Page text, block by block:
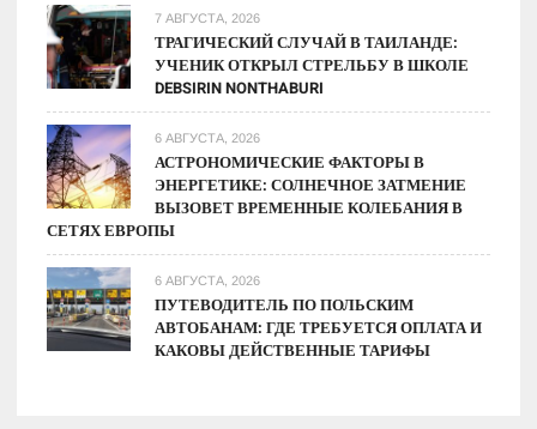
7 АВГУСТА, 2026
ТРАГИЧЕСКИЙ СЛУЧАЙ В ТАИЛАНДЕ:
УЧЕНИК ОТКРЫЛ СТРЕЛЬБУ В ШКОЛЕ
DEBSIRIN NONTHABURI
6 АВГУСТА, 2026
АСТРОНОМИЧЕСКИЕ ФАКТОРЫ В
ЭНЕРГЕТИКЕ: СОЛНЕЧНОЕ ЗАТМЕНИЕ
ВЫЗОВЕТ ВРЕМЕННЫЕ КОЛЕБАНИЯ В
СЕТЯХ ЕВРОПЫ
6 АВГУСТА, 2026
ПУТЕВОДИТЕЛЬ ПО ПОЛЬСКИМ
АВТОБАНАМ: ГДЕ ТРЕБУЕТСЯ ОПЛАТА И
КАКОВЫ ДЕЙСТВЕННЫЕ ТАРИФЫ